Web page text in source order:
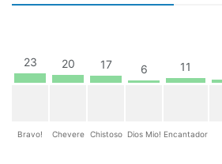
23
Bravo!
20
Chevere
17
Chistoso
6
Dios Mio!
11
Encantador